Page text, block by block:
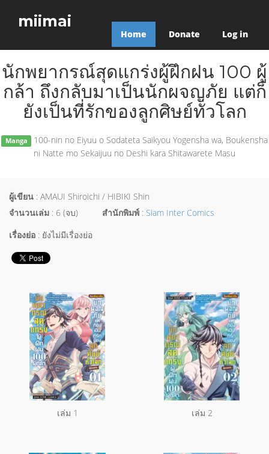
miimai
Home Donate Log in
นักพยากรณ์สุดแกร่งผู้ฝึกฝน 100 ผู้
กล้า ถึงกลับมาเป็นนักผจญภัย แต่ก็
ยังเป็นที่รักของลูกศิษย์ทั่วโลก
Manga 100-nin no Eiyuu o Sodateta Saikyou Yogensha wa, Boukensha
ni Natte mo Sekaijuu no Deshi kara Shitawarete Masu
ผู้เขียน : AMAUI Shiroichi / HIBIKI Shin
จำนวนเล่ม : 6 (จบ) สำนักพิมพ์ : Siam Inter Comics
เรื่องย่อ : ยังไม่มีเรื่องย่อ
เล่ม 1 เล่ม 2